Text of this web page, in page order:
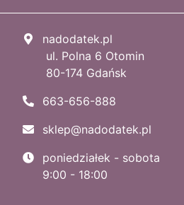
nadodatek.pl
ul. Polna 6 Otomin
80-174 Gdańsk
663-656-888
sklep@nadodatek.pl
poniedziałek - sobota
9:00 - 18:00